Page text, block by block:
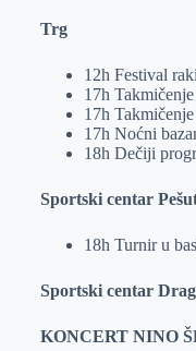
Trg
12h Festival
17h
17h
17h Noćni
18h Dečiji
Sportski centar
18h Turnir u
Sportski centar
KONCERT NINO